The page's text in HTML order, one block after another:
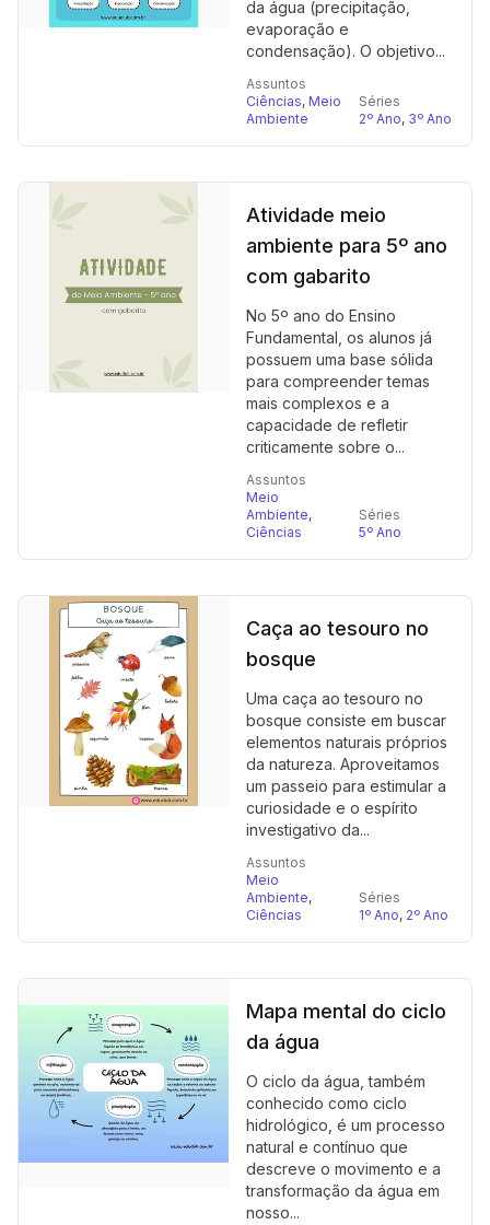
da água (precipitação,
evaporação e
condensação). O objetivo...
Assuntos
Ciências, Meio
Ambiente
Séries
2º Ano, 3º Ano
Atividade meio
ambiente para 5º ano
com gabarito
No 5º ano do Ensino
Fundamental, os alunos já
possuem uma base sólida
para compreender temas
mais complexos e a
capacidade de refletir
criticamente sobre o...
Assuntos
Meio
Ambiente,
Ciências
Séries
5º Ano
Caça ao tesouro no
bosque
Uma caça ao tesouro no
bosque consiste em buscar
elementos naturais próprios
da natureza. Aproveitamos
um passeio para estimular a
curiosidade e o espírito
investigativo da...
Assuntos
Meio
Ambiente,
Ciências
Séries
1º Ano, 2º Ano
Mapa mental do ciclo
da água
O ciclo da água, também
conhecido como ciclo
hidrológico, é um processo
natural e contínuo que
descreve o movimento e a
transformação da água em
nosso...